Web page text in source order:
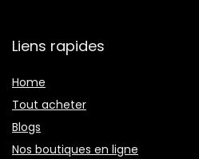
Liens rapides
Home
Tout acheter
Blogs
Nos boutiques en ligne